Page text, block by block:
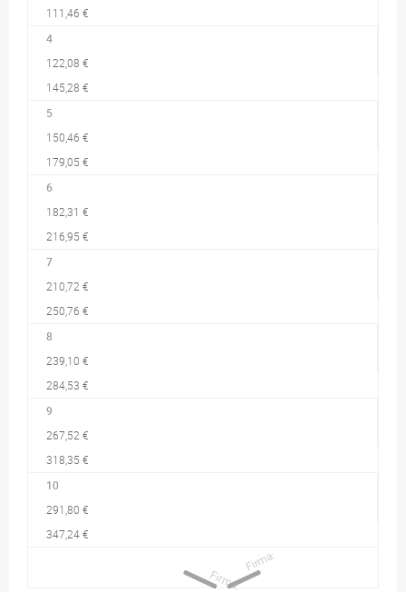
111,46 €
4
122,08 €
145,28 €
5
150,46 €
179,05 €
6
182,31 €
216,95 €
7
210,72 €
250,76 €
8
239,10 €
284,53 €
9
267,52 €
318,35 €
10
291,80 €
347,24 €